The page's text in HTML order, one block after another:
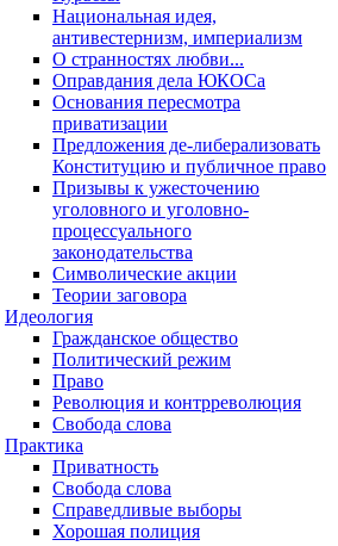
Национальная идея,
антивестернизм, империализм
О странностях любви...
Оправдания дела ЮКОСа
Основания пересмотра
приватизации
Предложения де-либерализовать
Конституцию и публичное право
Призывы к ужесточению
уголовного и уголовно-
процессуального
законодательства
Символические акции
Теории заговора
Идеология
Гражданское общество
Политический режим
Право
Революция и контрреволюция
Свобода слова
Практика
Приватность
Свобода слова
Справедливые выборы
Хорошая полиция